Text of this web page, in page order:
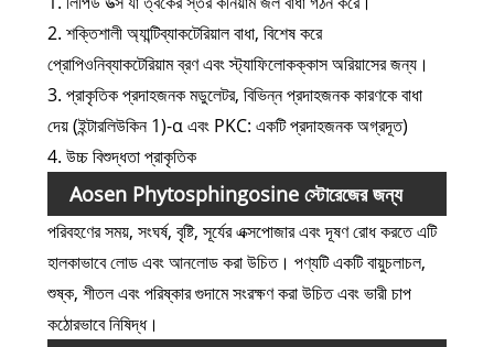
2. শক্তিশালী অ্যান্টিব্যাকটেরিয়াল বাধা, বিশেষ করে
প্রোপিওনিব্যাকটেরিয়াম ব্রণ এবং স্ট্যাফিলোকক্কাস অরিয়াসের জন্য।
3. প্রাকৃতিক প্রদাহজনক মডুলেটর, বিভিন্ন প্রদাহজনক কারণকে বাধা
দেয় (ইন্টারলিউকিন 1)-α এবং PKC: একটি প্রদাহজনক অগ্রদূত)
4. উচ্চ বিশুদ্ধতা প্রাকৃতিক
Aosen Phytosphingosine স্টোরেজের জন্য
মনোযোগ দিন
পরিবহণের সময়, সংঘর্ষ, বৃষ্টি, সূর্যের এক্সপোজার এবং দূষণ রোধ করতে এটি
হালকাভাবে লোড এবং আনলোড করা উচিত। পণ্যটি একটি বায়ুচলাচল,
শুষ্ক, শীতল এবং পরিষ্কার গুদামে সংরক্ষণ করা উচিত এবং ভারী চাপ
কঠোরভাবে নিষিদ্ধ।